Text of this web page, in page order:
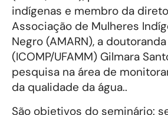
indígenas e membro da
Associação de Mulheres
Negro (AMARN), a
(ICOMP/UFAMM) Gilmara
pesquisa na área de
da qualidade da água..
São objetivos do seminário: